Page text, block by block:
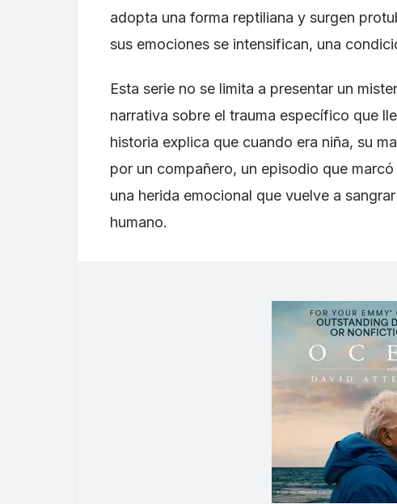
adopta una forma reptiliana y surgen
sus emociones se intensifican, una
Esta serie no se limita a presentar un
narrativa sobre el trauma específico que
historia explica que cuando era niña, su
por un compañero, un episodio que
una herida emocional que vuelve a
humano.